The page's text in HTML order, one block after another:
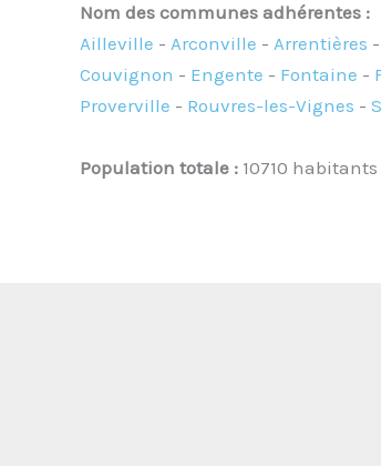
Nom des communes adhérentes :
Ailleville - Arconville - Arrentières -
Couvignon - Engente - Fontaine -
Proverville - Rouvres-les-Vignes -
Population totale : 10710 habitants